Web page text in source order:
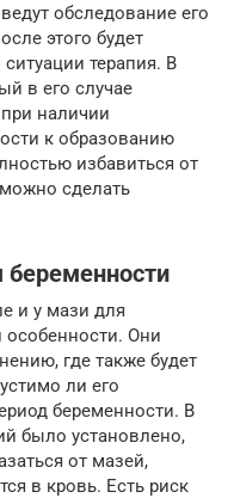
обследование его
этого будет
терапия. В
в его случае
наличии
к образованию
избавиться от
сделать
беременности
и у мази для
особенности. Они
где также будет
ли его
беременности. В
было установлено,
от мазей,
в кровь. Есть риск